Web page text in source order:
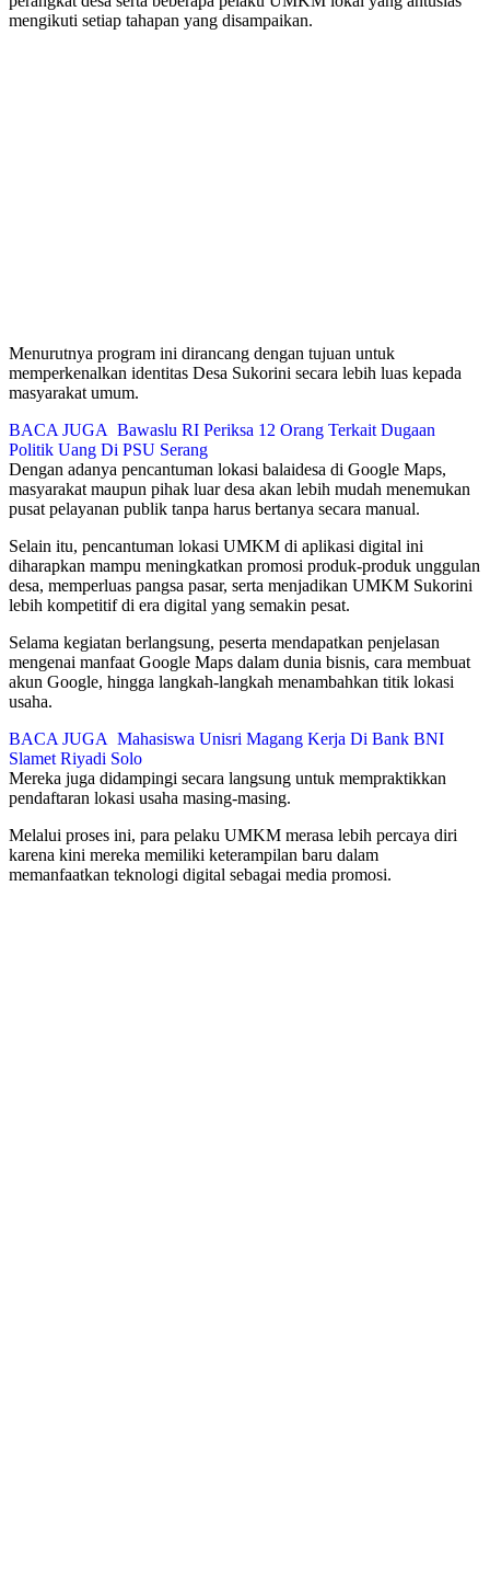
mengikuti setiap tahapan yang disampaikan.
Menurutnya program ini dirancang dengan tujuan untuk
memperkenalkan identitas Desa Sukorini secara lebih luas kepada
masyarakat umum.
BACA JUGA Bawaslu RI Periksa 12 Orang Terkait Dugaan
Politik Uang Di PSU Serang
Dengan adanya pencantuman lokasi balaidesa di Google Maps,
masyarakat maupun pihak luar desa akan lebih mudah menemukan
pusat pelayanan publik tanpa harus bertanya secara manual.
Selain itu, pencantuman lokasi UMKM di aplikasi digital ini
diharapkan mampu meningkatkan promosi produk-produk unggulan
desa, memperluas pangsa pasar, serta menjadikan UMKM Sukorini
lebih kompetitif di era digital yang semakin pesat.
Selama kegiatan berlangsung, peserta mendapatkan penjelasan
mengenai manfaat Google Maps dalam dunia bisnis, cara membuat
akun Google, hingga langkah-langkah menambahkan titik lokasi
usaha.
BACA JUGA Mahasiswa Unisri Magang Kerja Di Bank BNI
Slamet Riyadi Solo
Mereka juga didampingi secara langsung untuk mempraktikkan
pendaftaran lokasi usaha masing-masing.
Melalui proses ini, para pelaku UMKM merasa lebih percaya diri
karena kini mereka memiliki keterampilan baru dalam
memanfaatkan teknologi digital sebagai media promosi.